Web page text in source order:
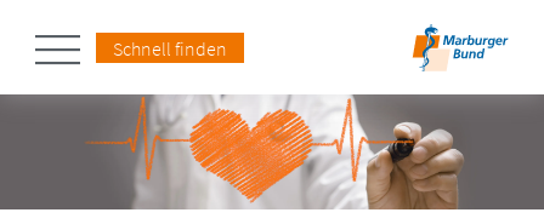
Schnell finden